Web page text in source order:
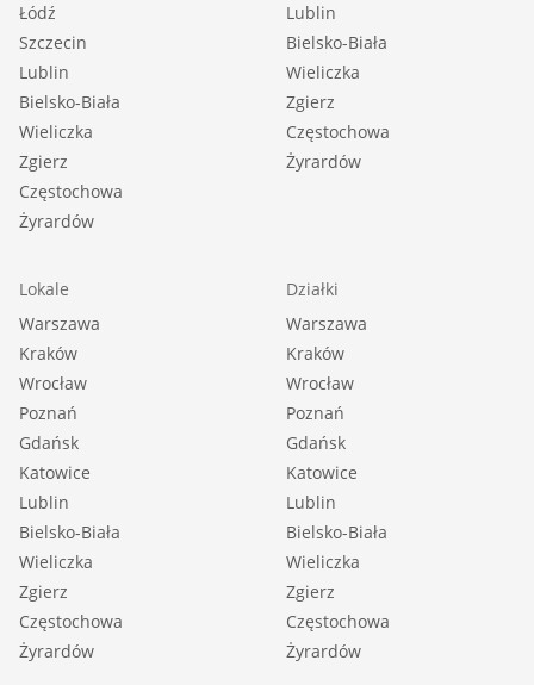
Łódź
Szczecin
Lublin
Bielsko-Biała
Wieliczka
Zgierz
Częstochowa
Żyrardów
Lublin
Bielsko-Biała
Wieliczka
Zgierz
Częstochowa
Żyrardów
Lokale
Warszawa
Kraków
Wrocław
Poznań
Gdańsk
Katowice
Lublin
Bielsko-Biała
Wieliczka
Zgierz
Częstochowa
Żyrardów
Działki
Warszawa
Kraków
Wrocław
Poznań
Gdańsk
Katowice
Lublin
Bielsko-Biała
Wieliczka
Zgierz
Częstochowa
Żyrardów